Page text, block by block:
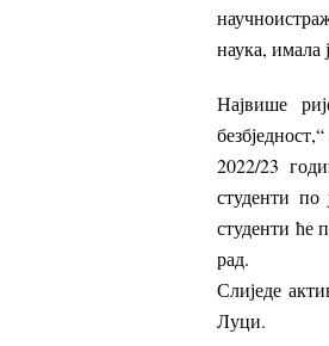
наука,
Највише
2022/23
студенти
студенти ће
рад.
Слиједе
Луци.